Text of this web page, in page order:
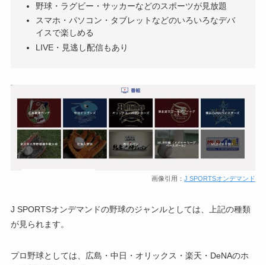
野球・ラグビー・サッカーなどのスポーツが見放題
スマホ・パソコン・タブレットなどのいろいろなデバ
イスで楽しめる
LIVE・見逃し配信もあり
画像引用：J SPORTSオンデマンド
J SPORTSオンデマンドの野球のジャンルとしては、上記の種類
が見られます。
プロ野球としては、広島・中日・オリックス・楽天・DeNAのホ